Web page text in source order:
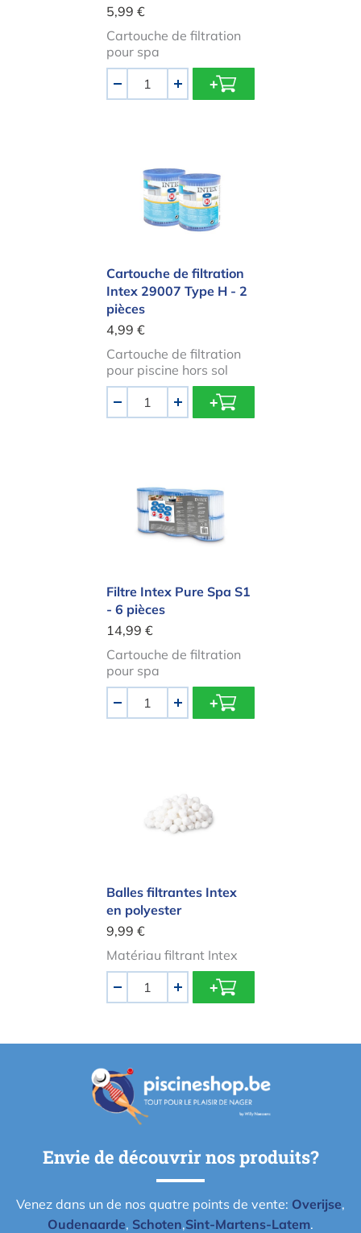
5,99 €
Cartouche de filtration
pour spa
Quantité
+
Cartouche de filtration
Intex 29007 Type H - 2
pièces
4,99 €
Cartouche de filtration
pour piscine hors sol
Quantité
+
Filtre Intex Pure Spa S1
- 6 pièces
14,99 €
Cartouche de filtration
pour spa
Quantité
+
Balles filtrantes Intex
en polyester
9,99 €
Matériau filtrant Intex
Quantité
+
Envie de découvrir nos produits?
Venez dans un de nos quatre points de vente: Overijse,
Oudenaarde, Schoten,Sint-Martens-Latem.